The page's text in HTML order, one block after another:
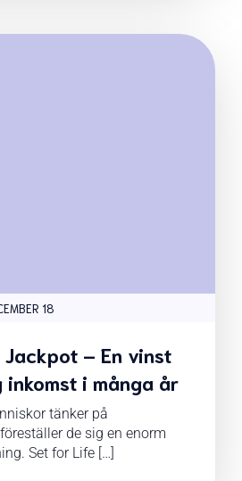
18
– En vinst
inkomst i många år
tänker på
de sig en enorm
Set for Life […]